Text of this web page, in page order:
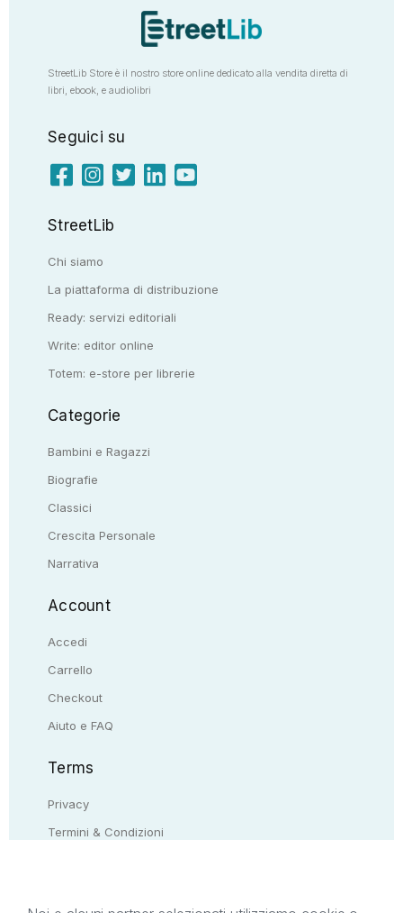
StreetLib Store è il nostro store online dedicato alla vendita diretta di
libri, ebook, e audiolibri
Seguici su
StreetLib
Chi siamo
La piattaforma di distribuzione
Ready: servizi editoriali
Write: editor online
Totem: e-store per librerie
Categorie
Bambini e Ragazzi
Biografie
Classici
Crescita Personale
Narrativa
Account
Accedi
Carrello
Checkout
Aiuto e FAQ
Terms
Privacy
Termini & Condizioni